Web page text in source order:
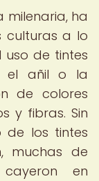
milenaria, ha
culturas a lo
uso de tintes
el añil o la
de colores
y fibras. Sin
de los tintes
muchas de
en